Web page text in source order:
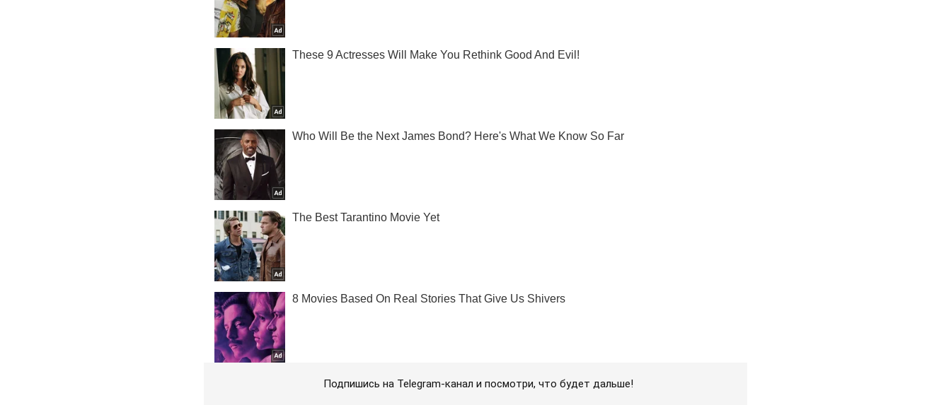
Подпишись на Telegram-канал и посмотри, что будет дальше!